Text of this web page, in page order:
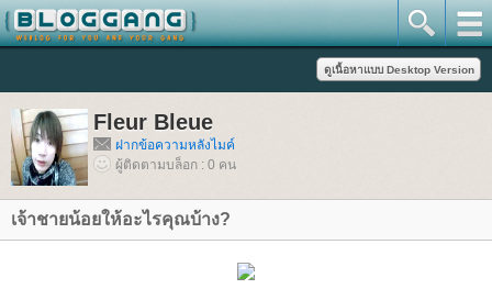
Fleur Bleue
ฝากข้อความหลังไมค์
ผู้ติดตามบล็อก : 0 คน
เจ้าชายน้อยให้อะไรคุณบ้าง?